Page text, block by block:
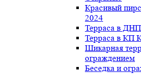
Красивый
2024
Терраса в
Терраса в КП
Шикарная
ограждением
Беседка и